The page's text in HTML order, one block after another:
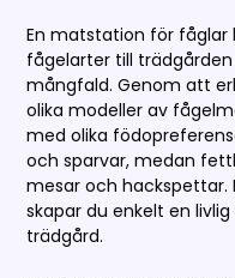
En matstation för fåglar
fågelarter till
mångfald. Genom att
olika modeller av
med olika
och sparvar, medan
mesar och
skapar du enkelt en
trädgård.